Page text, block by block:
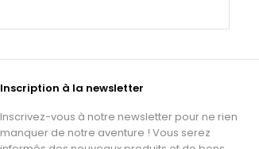
Inscription à la newsletter
Inscrivez-vous à notre newsletter pour ne rien
manquer de notre aventure ! Vous serez